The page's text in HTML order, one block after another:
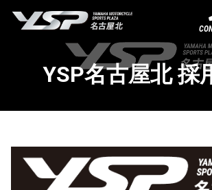
YSP名古屋北 採